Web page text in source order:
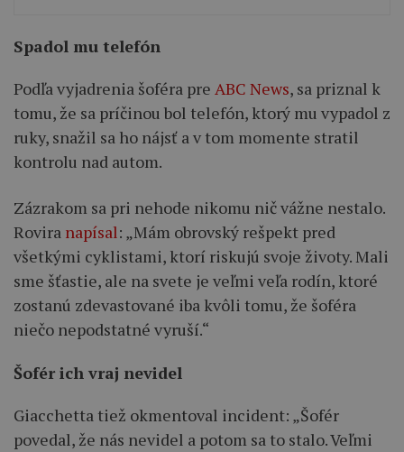
Spadol mu telefón
Podľa vyjadrenia šoféra pre ABC News, sa priznal k
tomu, že sa príčinou bol telefón, ktorý mu vypadol z
ruky, snažil sa ho nájsť a v tom momente stratil
kontrolu nad autom.
Zázrakom sa pri nehode nikomu nič vážne nestalo.
Rovira napísal: „Mám obrovský rešpekt pred
všetkými cyklistami, ktorí riskujú svoje životy. Mali
sme šťastie, ale na svete je veľmi veľa rodín, ktoré
zostanú zdevastované iba kvôli tomu, že šoféra
niečo nepodstatné vyruší.“
Šofér ich vraj nevidel
Giacchetta tiež okmentoval incident: „Šofér
povedal, že nás nevidel a potom sa to stalo. Veľmi